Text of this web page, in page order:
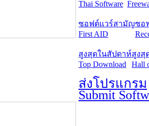
Thai Software
ซอฟต์แวร์สามัญ
First AID
ซอ
สูงสุดในสัปดาห์
Top Download
สูงสุ
Hall
ส่งโปรแกรม
Submit